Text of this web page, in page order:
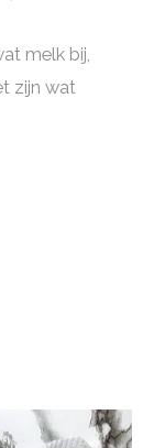
melk bij,
zijn wat